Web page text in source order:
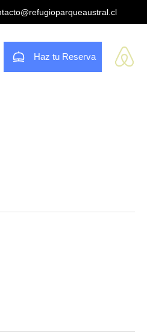
Haz tu Reserva